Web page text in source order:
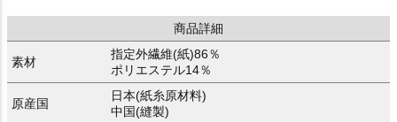
商品詳細
素材
指定外繊維(紙)86％
ポリエステル14％
原産国
日本(紙糸原材料)
中国(縫製)